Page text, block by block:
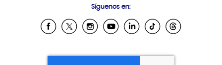
Samsung Ecuador
Samsung El Salvador
Samsung Honduras
Síguenos en: